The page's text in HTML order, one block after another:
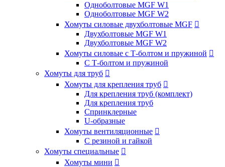
Одноболтовые MGF W1
Одноболтовые MGF W2
Хомуты силовые двухболтовые MGF 
Двухболтовые MGF W1
Двухболтовые MGF W2
Хомуты силовые с Т-болтом и пружиной 
С Т-болтом и пружиной
Хомуты для труб 
Хомуты для крепления труб 
Для крепления труб (комплект)
Для крепления труб
Спринклерные
U-образные
Хомуты вентиляционные 
С резиной и гайкой
Хомуты специальные 
Хомуты мини 